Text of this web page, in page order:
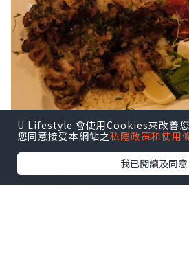
U Lifestyle 會使用Cookies來改善
您同意接受本網站之私隱政策和使用
我已閱讀及同意